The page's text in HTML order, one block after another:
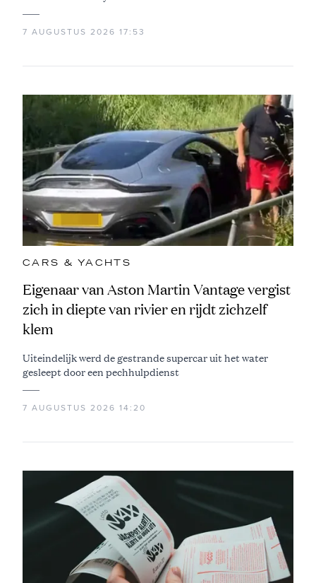
7 AUGUSTUS 2026 17:53
CARS & YACHTS
Eigenaar van Aston Martin Vantage vergist
zich in diepte van rivier en rijdt zichzelf
klem
Uiteindelijk werd de gestrande supercar uit het water
gesleept door een pechhulpdienst
7 AUGUSTUS 2026 14:20